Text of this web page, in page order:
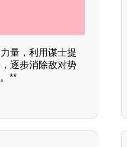
量，利用谋士提
逐步消除敌对势
**